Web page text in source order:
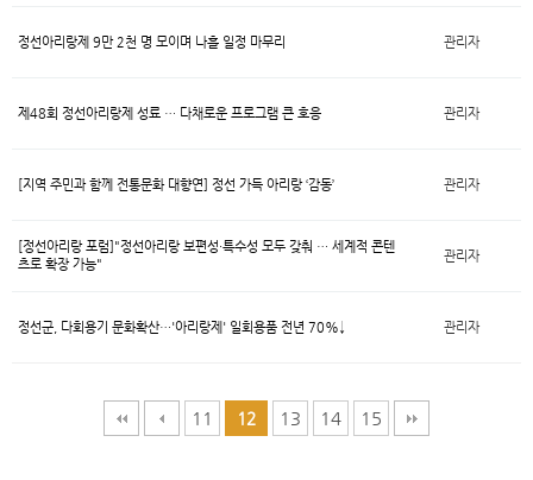
정선아리랑제 9만 2천 명 모이며 나흘 일정 마무리 관리자
제48회 정선아리랑제 성료 … 다채로운 프로그램 큰 호응 관리자
[지역 주민과 함께 전통문화 대향연] 정선 가득 아리랑 ‘감동’ 관리자
[정선아리랑 포럼]"정선아리랑 보편성·특수성 모두 갖춰 … 세계적 콘텐
츠로 확장 가능"
관리자
정선군, 다회용기 문화확산…'아리랑제' 일회용품 전년 70%↓ 관리자
11 12 13 14 15